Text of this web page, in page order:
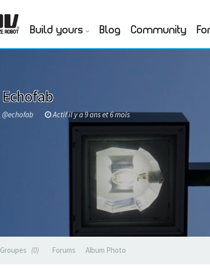
Build yours Blog Community
Echofab
@echofab Actif il y a 9 ans et 6 mois
Groupes 0 Forums Album Photo